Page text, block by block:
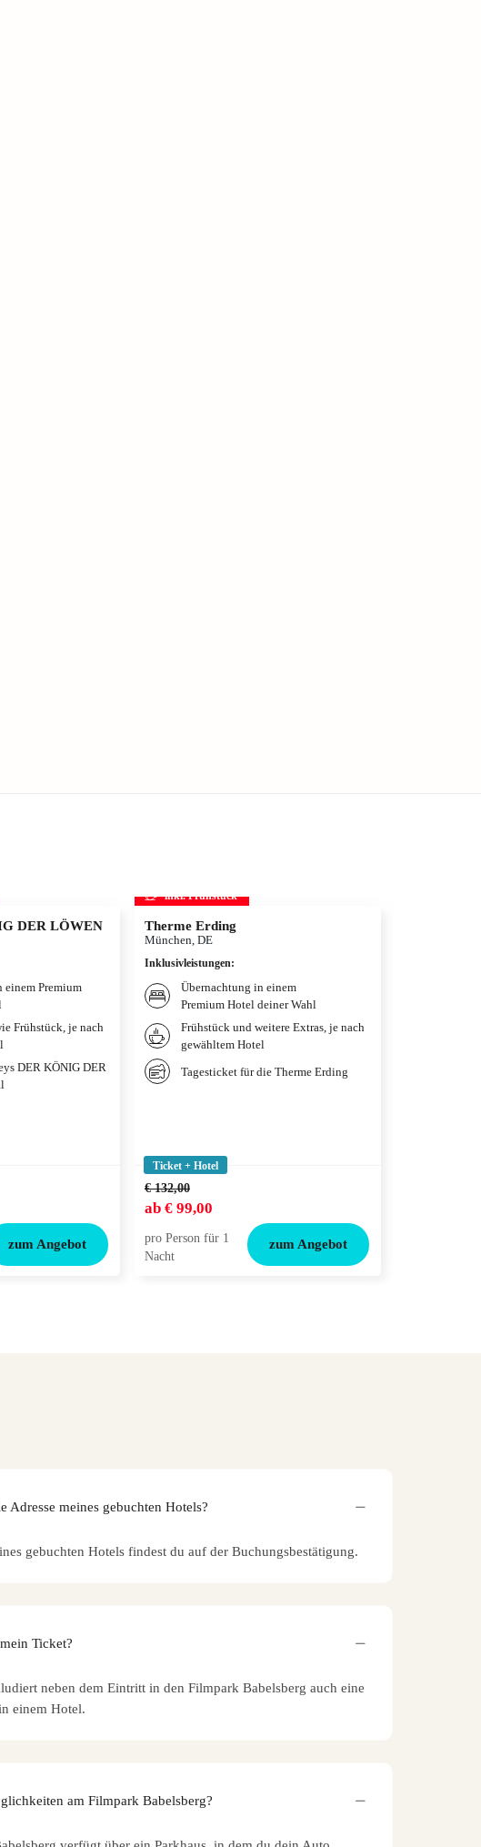
DER LÖWEN
einem Premium
Frühstück, je nach
DER KÖNIG DER
zum Angebot
inkl. Frühstück
Therme Erding
München, DE
Inklusivleistungen:
Übernachtung in einem
Premium Hotel deiner Wahl
Frühstück und weitere Extras, je nach
gewähltem Hotel
Tagesticket für die Therme Erding
Ticket + Hotel
€ 132,00
ab € 99,00
pro Person für 1
Nacht
zum Angebot
Adresse meines gebuchten Hotels?
gebuchten Hotels findest du auf der Buchungsbestätigung.
Ticket?
neben dem Eintritt in den Filmpark Babelsberg auch eine
einem Hotel.
am Filmpark Babelsberg?